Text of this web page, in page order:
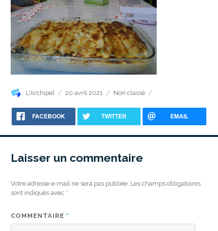
Auteur
L'Archipel
Publié
20 avril 2021 Catégories
Non classé
FACEBOOK TWITTER EMAIL
Laisser un commentaire
Votre adresse e-mail ne sera pas publiée. Les champs obligatoires
sont indiqués avec *
COMMENTAIRE *